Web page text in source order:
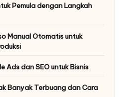
Pemula dengan Langkah
Manual Otomatis untuk
Ads dan SEO untuk Bisnis
Banyak Terbuang dan Cara